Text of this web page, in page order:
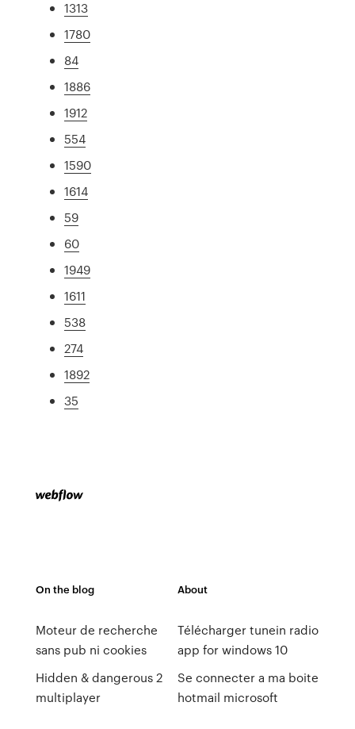
1313
1780
84
1886
1912
554
1590
1614
59
60
1949
1611
538
274
1892
35
On the blog
Moteur de recherche
sans pub ni cookies
Hidden & dangerous 2
multiplayer
About
Télécharger tunein radio
app for windows 10
Se connecter a ma boite
hotmail microsoft